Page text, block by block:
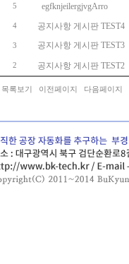
5 egfknjeilergjvgArro
4 공지사항 게시판 TEST4
3 공지사항 게시판 TEST3
2 공지사항 게시판 TEST2
목록보기 이전페이지 다음페이지